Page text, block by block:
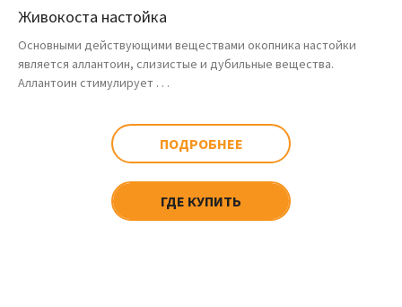
Живокоста настойка
Основными действующими веществами окопника настойки
является аллантоин, слизистые и дубильные вещества.
Аллантоин стимулирует . . .
ПОДРОБНЕЕ
ГДЕ КУПИТЬ